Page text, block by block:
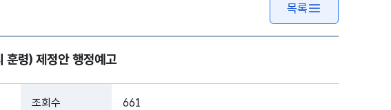
목록
훈령) 제정안 행정예고
조회수 661